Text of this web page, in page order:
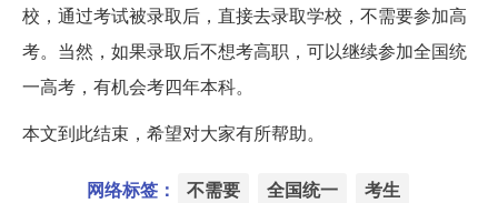
校，通过考试被录取后，直接去录取学校，不需要参加高
考。当然，如果录取后不想考高职，可以继续参加全国统
一高考，有机会考四年本科。
本文到此结束，希望对大家有所帮助。
网络标签： 不需要 全国统一 考生